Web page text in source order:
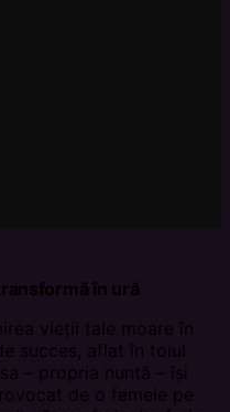
în ură
vieții tale moare în
succes, aflat în toiul
– propria nuntă – își
de o femeie pe